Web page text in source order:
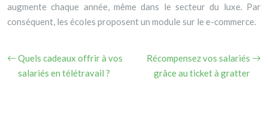
augmente chaque année, même dans le secteur du luxe. Par
conséquent, les écoles proposent un module sur le e-commerce.
Quels cadeaux offrir à vos
salariés en télétravail ?
Récompensez vos salariés
grâce au ticket à gratter